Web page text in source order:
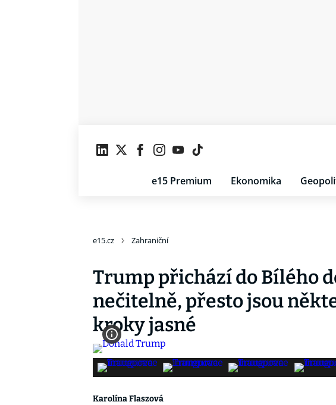
e15 Premium Ekonomika
e15.cz Zahraniční
Trump přichází do Bílého
nečitelně, přesto jsou
kroky jasné
Karolína Flaszová